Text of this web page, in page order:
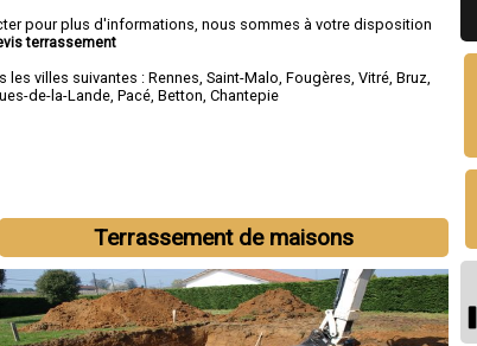
pour plus d'informations, nous sommes à votre disposition
terrassement
les villes suivantes :Rennes,Saint-Malo,Fougères,Vitré,Bruz,
de-la-Lande,Pacé,Betton,Chantepie
Terrassement de maisons